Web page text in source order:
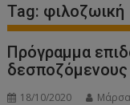
Tag: φιλοζωική
Πρόγραμμα
18/10/2020 Μάρσα